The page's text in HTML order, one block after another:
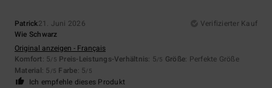
Patrick21. Juni 2026
Verifizierter Kauf
Wie Schwarz
Original anzeigen - Français
Komfort: 5/5 Preis-Leistungs-Verhältnis: 5/5 Größe: Perfekte Größe
Material: 5 /5 Farbe: 5/5
Ich empfehle dieses Produkt